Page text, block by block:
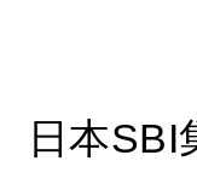
日本